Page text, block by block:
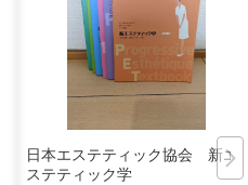
日本エステティック協会 新エ
ステティック学